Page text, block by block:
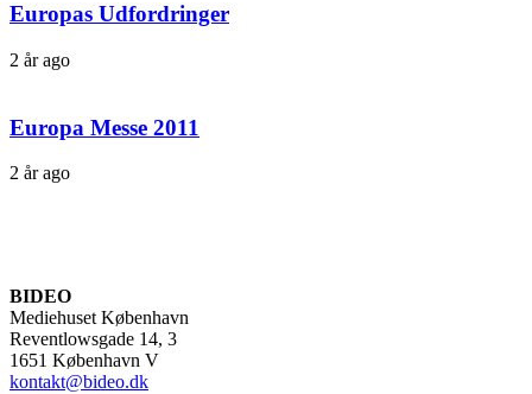
Europas Udfordringer
2 år ago
Europa Messe 2011
2 år ago
BIDEO
Mediehuset København
Reventlowsgade 14, 3
1651 København V
kontakt@bideo.dk